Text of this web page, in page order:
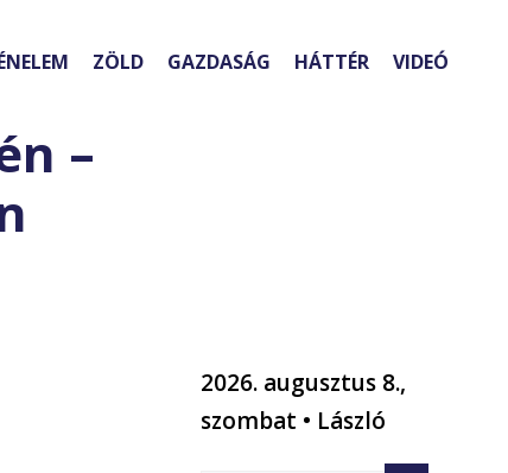
ZÖLD GAZDASÁG HÁTTÉR VIDEÓ
–
2026. augusztus 8.,
szombat • László